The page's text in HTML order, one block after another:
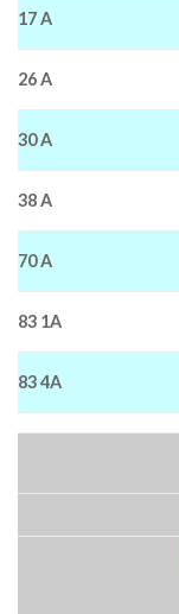
17 A
26 A
30 A
38 A
70 A
83 1A
83 4A